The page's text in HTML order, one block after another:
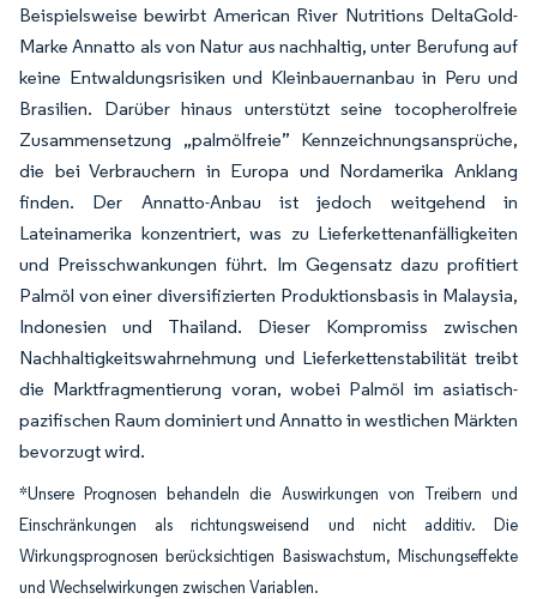
Beispielsweise bewirbt American River Nutritions DeltaGold-
Marke Annatto als von Natur aus nachhaltig, unter Berufung auf
keine Entwaldungsrisiken und Kleinbauernanbau in Peru und
Brasilien. Darüber hinaus unterstützt seine tocopherolfreie
Zusammensetzung „palmölfreie” Kennzeichnungsansprüche,
die bei Verbrauchern in Europa und Nordamerika Anklang
finden. Der Annatto-Anbau ist jedoch weitgehend in
Lateinamerika konzentriert, was zu Lieferkettenanfälligkeiten
und Preisschwankungen führt. Im Gegensatz dazu profitiert
Palmöl von einer diversifizierten Produktionsbasis in Malaysia,
Indonesien und Thailand. Dieser Kompromiss zwischen
Nachhaltigkeitswahrnehmung und Lieferkettenstabilität treibt
die Marktfragmentierung voran, wobei Palmöl im asiatisch-
pazifischen Raum dominiert und Annatto in westlichen Märkten
bevorzugt wird.
*Unsere Prognosen behandeln die Auswirkungen von Treibern und
Einschränkungen als richtungsweisend und nicht additiv. Die
Wirkungsprognosen berücksichtigen Basiswachstum, Mischungseffekte
und Wechselwirkungen zwischen Variablen.